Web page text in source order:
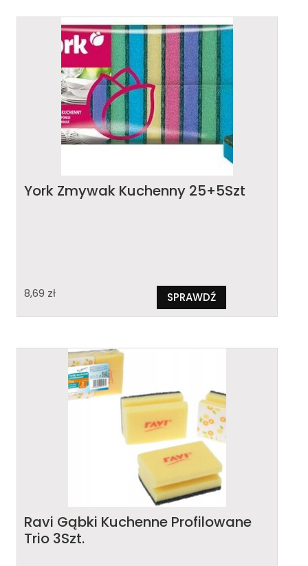
York Zmywak Kuchenny 25+5Szt
8,69 zł SPRAWDŹ
Ravi Gąbki Kuchenne Profilowane
Trio 3Szt.